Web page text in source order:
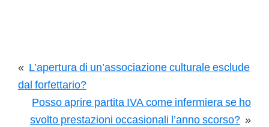
« L’apertura di un’associazione culturale esclude
dal forfettario?
Posso aprire partita IVA come infermiera se ho
svolto prestazioni occasionali l’anno scorso? »